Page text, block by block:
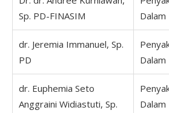
Sp. PD-FINASIM
Dalam
dr. Jeremia Immanuel, Sp.
PD
Dalam
dr. Euphemia Seto
Anggraini Widiastuti, Sp.
Dalam